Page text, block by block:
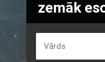
zemāk